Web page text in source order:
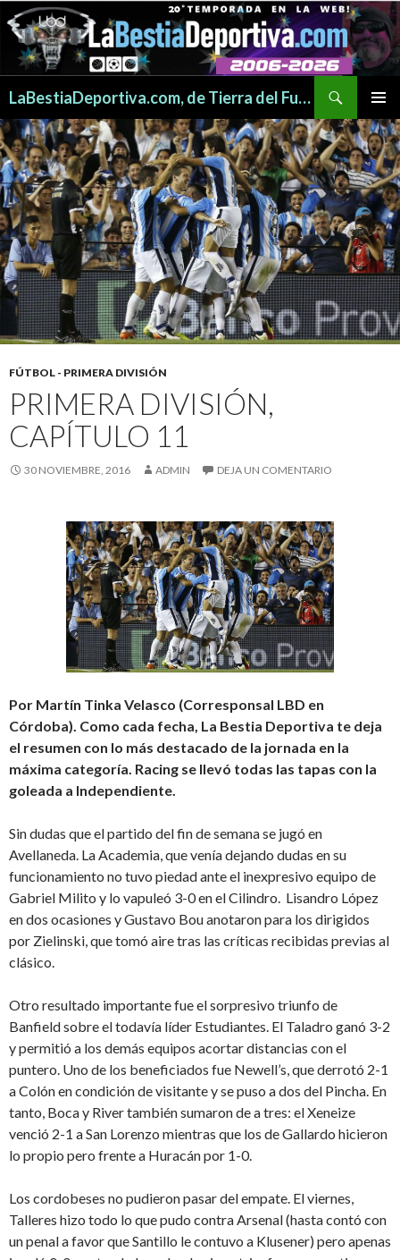
LaBestiaDeportiva.com, de Tierra del Fuego para todo el mundo
MENÚ
AL
CONTENIDO
FÚTBOL - PRIMERA DIVISIÓN
PRIMERA DIVISIÓN,
CAPÍTULO 11
30 NOVIEMBRE, 2016 ADMIN DEJA UN COMENTARIO
Por Martín Tinka Velasco (Corresponsal LBD en
Córdoba). Como cada fecha, La Bestia Deportiva te deja
el resumen con lo más destacado de la jornada en la
máxima categoría. Racing se llevó todas las tapas con la
goleada a Independiente.
Sin dudas que el partido del fin de semana se jugó en
Avellaneda. La Academia, que venía dejando dudas en su
funcionamiento no tuvo piedad ante el inexpresivo equipo de
Gabriel Milito y lo vapuleó 3-0 en el Cilindro. Lisandro López
en dos ocasiones y Gustavo Bou anotaron para los dirigidos
por Zielinski, que tomó aire tras las críticas recibidas previas al
clásico.
Otro resultado importante fue el sorpresivo triunfo de
Banfield sobre el todavía líder Estudiantes. El Taladro ganó 3-2
y permitió a los demás equipos acortar distancias con el
puntero. Uno de los beneficiados fue Newell’s, que derrotó 2-1
a Colón en condición de visitante y se puso a dos del Pincha. En
tanto, Boca y River también sumaron de a tres: el Xeneize
venció 2-1 a San Lorenzo mientras que los de Gallardo hicieron
lo propio pero frente a Huracán por 1-0.
Los cordobeses no pudieron pasar del empate. El viernes,
Talleres hizo todo lo que pudo contra Arsenal (hasta contó con
un penal a favor que Santillo le contuvo a Klusener) pero apenas